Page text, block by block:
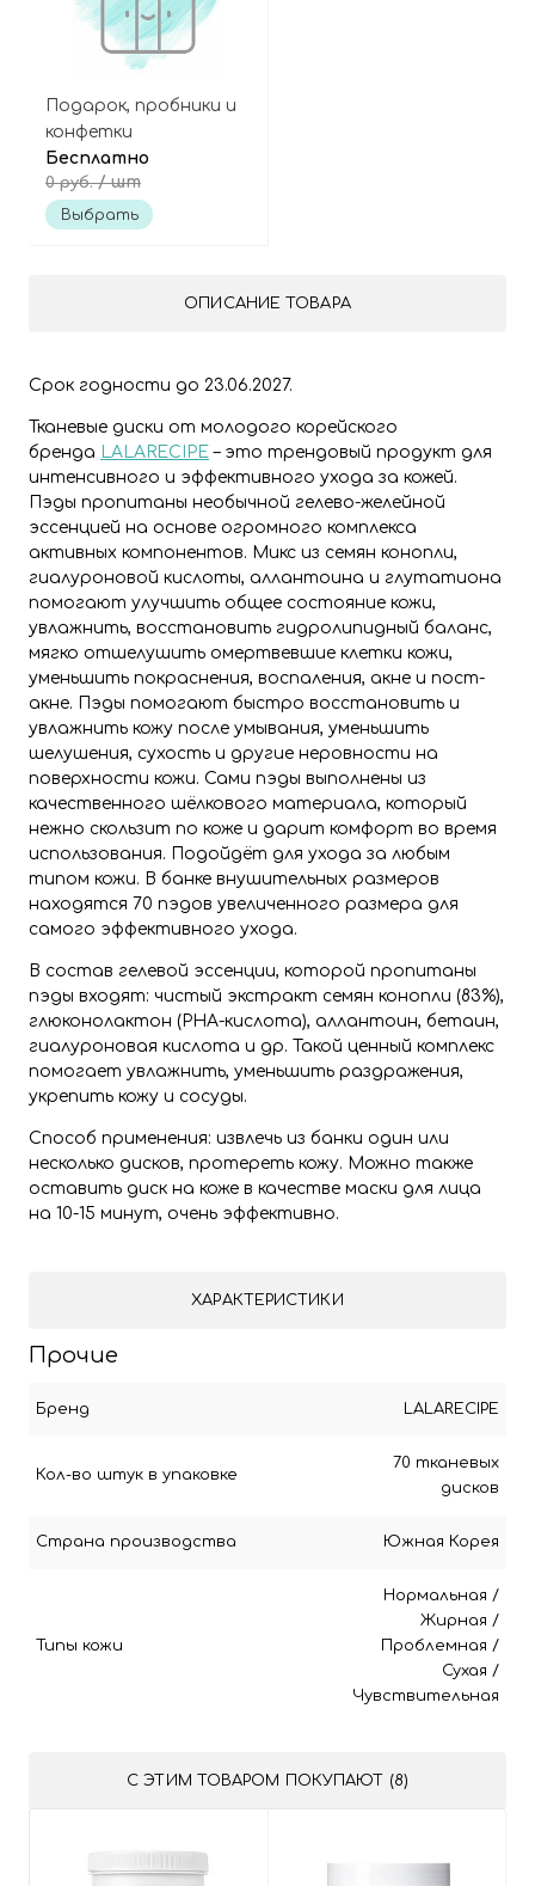
Подарок, пробники и
конфетки
Бесплатно
0 руб./ шт
Выбрать
ОПИСАНИЕ ТОВАРА
Срок годности до 23.06.2027.
Тканевые диски от молодого корейского
бренда LALARECIPE – это трендовый продукт для
интенсивного и эффективного ухода за кожей.
Пэды пропитаны необычной гелево-желейной
эссенцией на основе огромного комплекса
активных компонентов. Микс из семян конопли,
гиалуроновой кислоты, аллантоина и глутатиона
помогают улучшить общее состояние кожи,
увлажнить, восстановить гидролипидный баланс,
мягко отшелушить омертвевшие клетки кожи,
уменьшить покраснения, воспаления, акне и пост-
акне. Пэды помогают быстро восстановить и
увлажнить кожу после умывания, уменьшить
шелушения, сухость и другие неровности на
поверхности кожи. Сами пэды выполнены из
качественного шёлкового материала, который
нежно скользит по коже и дарит комфорт во время
использования. Подойдёт для ухода за любым
типом кожи. В банке внушительных размеров
находятся 70 пэдов увеличенного размера для
самого эффективного ухода.
В состав гелевой эссенции, которой пропитаны
пэды входят: чистый экстракт семян конопли (83%),
глюконолактон (PHA-кислота), аллантоин, бетаин,
гиалуроновая кислота и др. Такой ценный комплекс
помогает увлажнить, уменьшить раздражения,
укрепить кожу и сосуды.
Способ применения: извлечь из банки один или
несколько дисков, протереть кожу. Можно также
оставить диск на коже в качестве маски для лица
на 10-15 минут, очень эффективно.
ХАРАКТЕРИСТИКИ
Прочие
Бренд LALARECIPE
Кол-во штук в упаковке
70 тканевых
дисков
Страна производства Южная Корея
Типы кожи
Нормальная /
Жирная /
Проблемная /
Сухая /
Чувствительная
С ЭТИМ ТОВАРОМ ПОКУПАЮТ (8)